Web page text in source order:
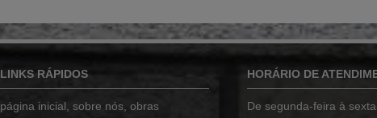
LINKS RÁPIDOS
página inicial sobre nós, obras
HORÁRIO DE
De segunda-feira à